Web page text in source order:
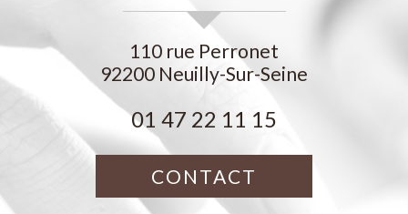
110 rue Perronet
92200 Neuilly-Sur-Seine
01 47 22 11 15
CONTACT